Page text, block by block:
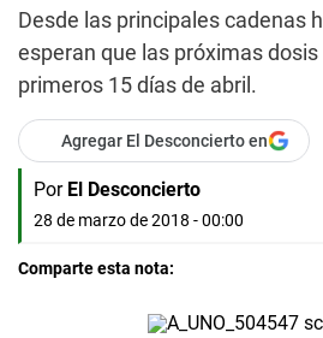
Desde las principales cadenas
esperan que las próximas
primeros 15 días de abril.
Agregar El Desconcierto en
Por El Desconcierto
28 de marzo de 2018 - 00:00
Comparte esta nota: